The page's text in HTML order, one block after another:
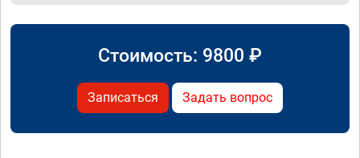
Стоимость: 9800 ₽
Записаться Задать вопрос